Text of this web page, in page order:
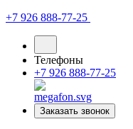
+7 926 888-77-25
Телефоны
+7 926 888-77-25
Заказать звонок